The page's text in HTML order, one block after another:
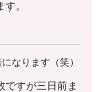
。
なります（笑）
すが三日前ま